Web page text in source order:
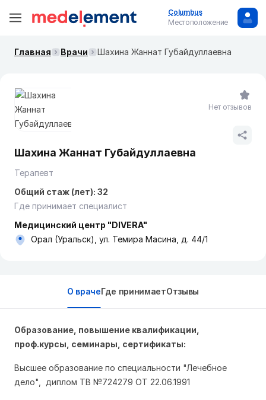
Columbus
Местоположение
Главная Врачи Шахина Жаннат Губайдуллаевна
Шахина Жаннат Губайдуллаевна
Терапевт
Общий стаж (лет): 32
Где принимает специалист
Медицинский центр "DIVERA"
Орал (Уральск), ул. Темира Масина, д. 44/1
Нет отзывов
О врачеГде принимаетОтзывы
Образование, повышение квалификации,
проф.курсы, семинары, сертификаты:
Высшее образование по специальности "Лечебное
дело", диплом ТВ №724279 ОТ 22.06.1991